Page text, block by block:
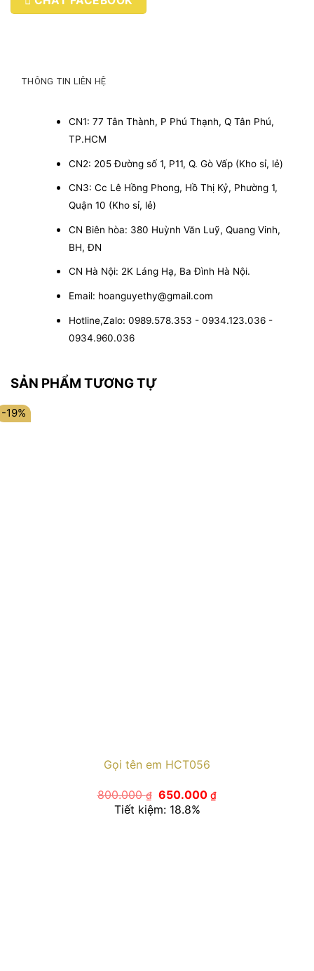
THÔNG TIN LIÊN HỆ
CN1: 77 Tân Thành, P Phú Thạnh, Q Tân Phú,
TP.HCM
CN2: 205 Đường số 1, P11, Q. Gò Vấp (Kho sỉ, lẻ)
CN3: Cc Lê Hồng Phong, Hồ Thị Kỷ, Phường 1,
Quận 10 (Kho sỉ, lẻ)
CN Biên hòa: 380 Huỳnh Văn Luỹ, Quang Vinh,
BH, ĐN
CN Hà Nội: 2K Láng Hạ, Ba Đình Hà Nội.
Email: hoanguyethy@gmail.com
Hotline,Zalo: 0989.578.353 - 0934.123.036 -
0934.960.036
SẢN PHẨM TƯƠNG TỰ
-19%
Gọi tên em HCT056
800.000₫ Giá
gốc
là:
650.000₫Giá
Tiết kiệm: 18.8%